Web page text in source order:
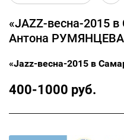
«JAZZ-весна-2015
Антона
«Jazz-весна-2015 в
400-1000 руб.